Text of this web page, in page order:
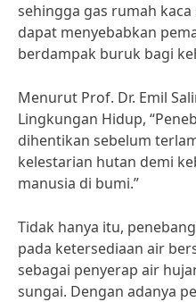
sehingga gas rumah
dapat menyebabkan
berdampak buruk bagi
Menurut Prof. Dr. Emil
Lingkungan Hidup,
dihentikan sebelum
kelestarian hutan demi
manusia di bumi.”
Tidak hanya itu,
pada ketersediaan air
sebagai penyerap air
sungai. Dengan adanya